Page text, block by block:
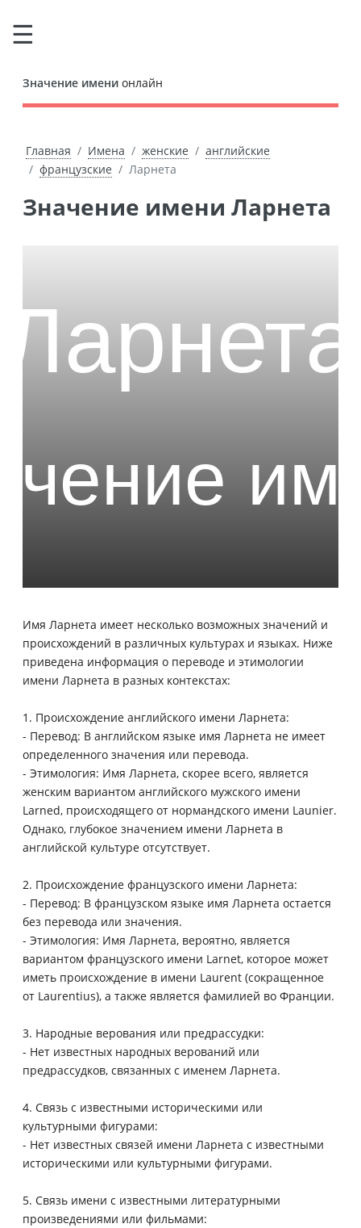
Значение имени онлайн
Главная Имена женские
английские
французские
Ларнета
Значение имени Ларнета
Имя Ларнета имеет несколько возможных значений и
происхождений в различных культурах и языках. Ниже
приведена информация о переводе и этимологии
имени Ларнета в разных контекстах:
1. Происхождение английского имени Ларнета:
- Перевод: В английском языке имя Ларнета не имеет
определенного значения или перевода.
- Этимология: Имя Ларнета, скорее всего, является
женским вариантом английского мужского имени
Larned, происходящего от нормандского имени Launier.
Однако, глубокое значением имени Ларнета в
английской культуре отсутствует.
2. Происхождение французского имени Ларнета:
- Перевод: В французском языке имя Ларнета остается
без перевода или значения.
- Этимология: Имя Ларнета, вероятно, является
вариантом французского имени Larnet, которое может
иметь происхождение в имени Laurent (сокращенное
от Laurentius), а также является фамилией во Франции.
3. Народные верования или предрассудки:
- Нет известных народных верований или
предрассудков, связанных с именем Ларнета.
4. Связь с известными историческими или
культурными фигурами:
- Нет известных связей имени Ларнета с известными
историческими или культурными фигурами.
5. Связь имени с известными литературными
произведениями или фильмами: